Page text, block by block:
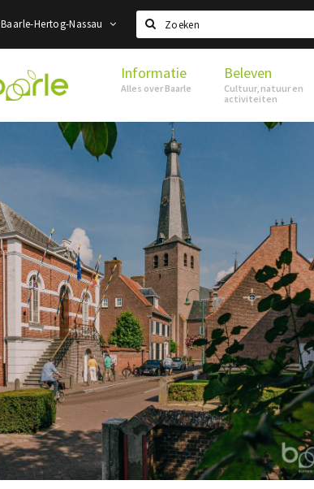
Baarle-Hertog-Nassau
Zoeken
Visit
Baarle
Informatie
Alles over Baarle
Beleven
Cultuur, natuur en
activiteiten